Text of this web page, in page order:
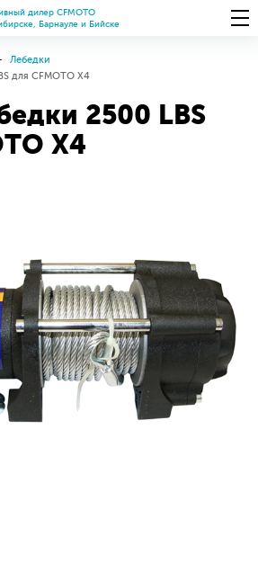
дилер CFMOTO
Барнауле и Бийске
Лебедки
для CFMOTO X4
2500 LBS
X4